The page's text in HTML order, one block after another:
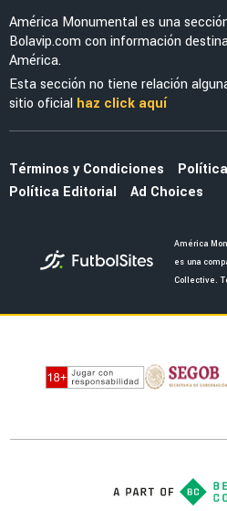
América Monumental es una
Bolavip.com con información
América.
Esta sección no tiene relación
sitio oficial haz click aquí
Términos y Condiciones
Política Editorial
Ad Choices
América
es una
Collective.